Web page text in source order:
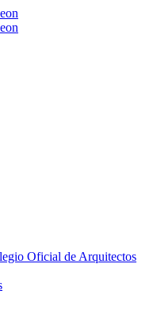
Oficial de Arquitectos